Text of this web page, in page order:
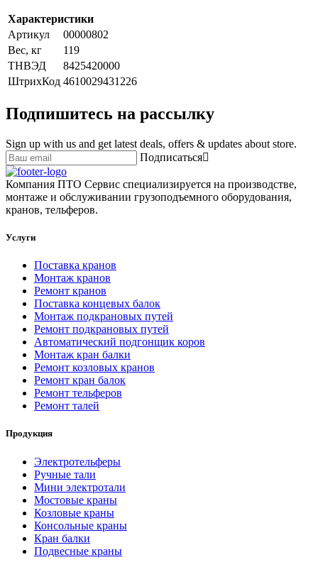
Характеристики
Артикул
00000802
Вес, кг
119
ТНВЭД
8425420000
ШтрихКод 4610029431226
Подпишитесь на рассылку
Sign up with us and get latest deals, offers & updates about store.
Подписаться
Компания ПТО Сервис специализируется на производстве,
монтаже и обслуживании грузоподъемного оборудования,
кранов, тельферов.
Услуги
Поставка кранов
Монтаж кранов
Ремонт кранов
Поставка концевых балок
Монтаж подкрановых путей
Ремонт подкрановых путей
Автоматический подгонщик коров
Монтаж кран балки
Ремонт козловых кранов
Ремонт кран балок
Ремонт тельферов
Ремонт талей
Продукция
Электротельферы
Ручные тали
Мини электротали
Мостовые краны
Козловые краны
Консольные краны
Кран балки
Подвесные краны